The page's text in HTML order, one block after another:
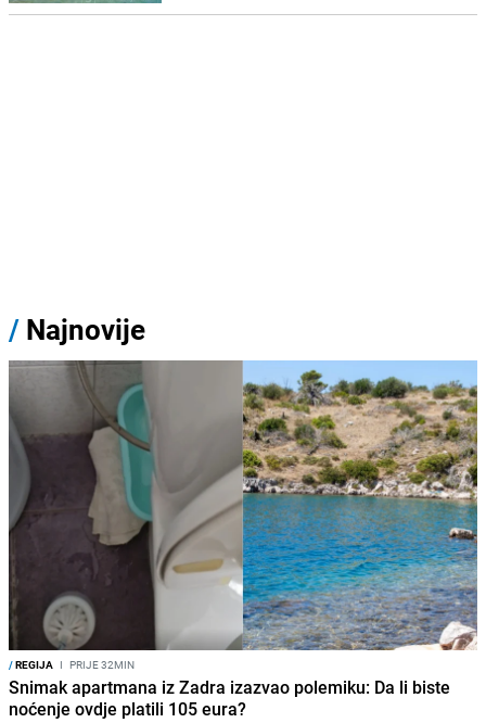
/ Najnovije
/REGIJA I PRIJE 32MIN
Snimak apartmana iz Zadra izazvao polemiku: Da li biste
noćenje ovdje platili 105 eura?